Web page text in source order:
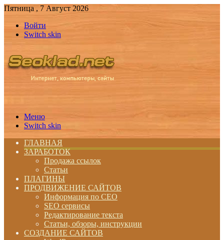
Пятница , 7 Август 2026
Войти
Switch skin
Меню
Switch skin
ГЛАВНАЯ
ЗАРАБОТОК
Продажа ссылок
Статьи
ПЛАГИНЫ
ПРОДВИЖЕНИЕ САЙТОВ
Информация по СЕО
SEO сервисы
Редактирование текста
Статьи, обзоры, инструкции
СОЗДАНИЕ САЙТОВ